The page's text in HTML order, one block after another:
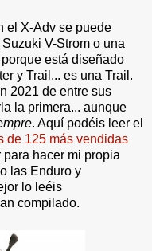
el X-Adv se puede
V-Strom o una
está diseñado
y Trail... es una Trail.
2021 de entre sus
la primera... aunque
. Aquí podéis leer el
de 125 más vendidas
hacer mi propia
las Enduro y
lo leéis
compilado.